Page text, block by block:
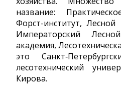
название:
Форст-институт,
Императорский
академия,
это
лесотехнический
Кирова.